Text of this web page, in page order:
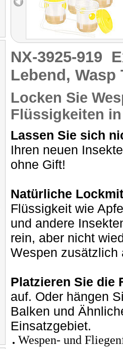
NX-3925-919
Lebend, Wasp
Locken Sie
Flüssigkeiten
Lassen Sie sich
Ihren neuen
ohne Gift!
Natürliche
Flüssigkeit wie
und andere
rein, aber nicht
Wespen zusätzlich
Platzieren Sie die
auf. Oder hängen
Balken und
Einsatzgebiet.
Wespen- und